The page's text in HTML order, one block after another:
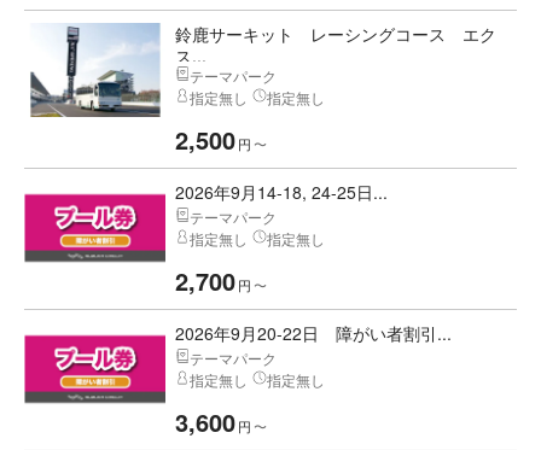
鈴鹿サーキット レーシングコース エク
ス...
テーマパーク
指定無し
指定無し
2,500円 〜
2026年9月14-18, 24-25日...
テーマパーク
指定無し
指定無し
2,700円 〜
2026年9月20-22日 障がい者割引...
テーマパーク
指定無し
指定無し
3,600円 〜